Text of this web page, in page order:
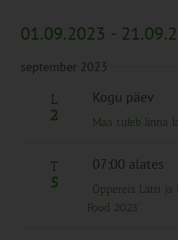
01.09.2023 -
kuupäev.
september 2023
L
2
Kogu päev
Maa tuleb linna
T
5
07:00 alates
Õppereis Lätti ja
Food 2023”